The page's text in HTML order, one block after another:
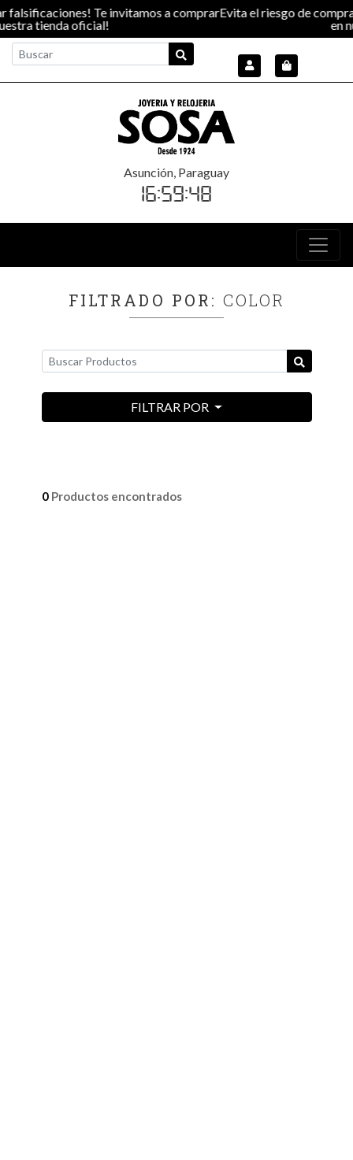
Te invitamos a comprar
tienda oficial!
Evita el riesgo de
en
Asunción, Paraguay
16:59:49
FILTRADO POR: COLOR
FILTRAR POR
0Productos encontrados